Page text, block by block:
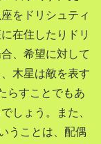
をドリシュティ
在住したりドリ
、希望に対して
木星は敵を表す
らすことでもあ
しょう。また、
うことは、配偶